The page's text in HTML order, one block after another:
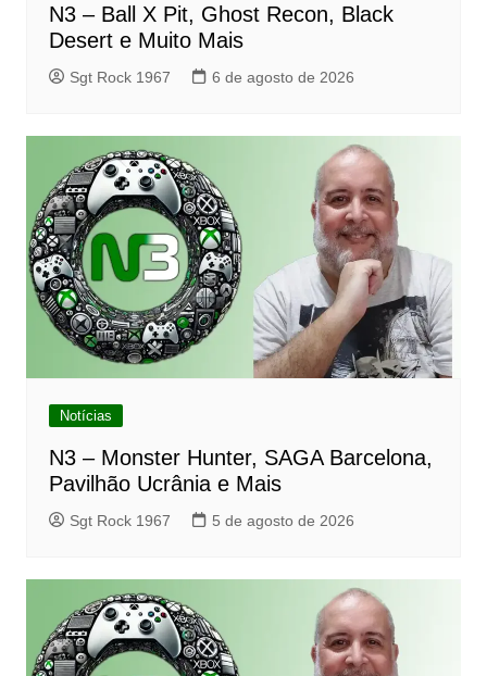
N3 – Ball X Pit, Ghost Recon, Black
Desert e Muito Mais
Sgt Rock 1967 6 de agosto de 2026
Notícias
N3 – Monster Hunter, SAGA Barcelona,
Pavilhão Ucrânia e Mais
Sgt Rock 1967 5 de agosto de 2026